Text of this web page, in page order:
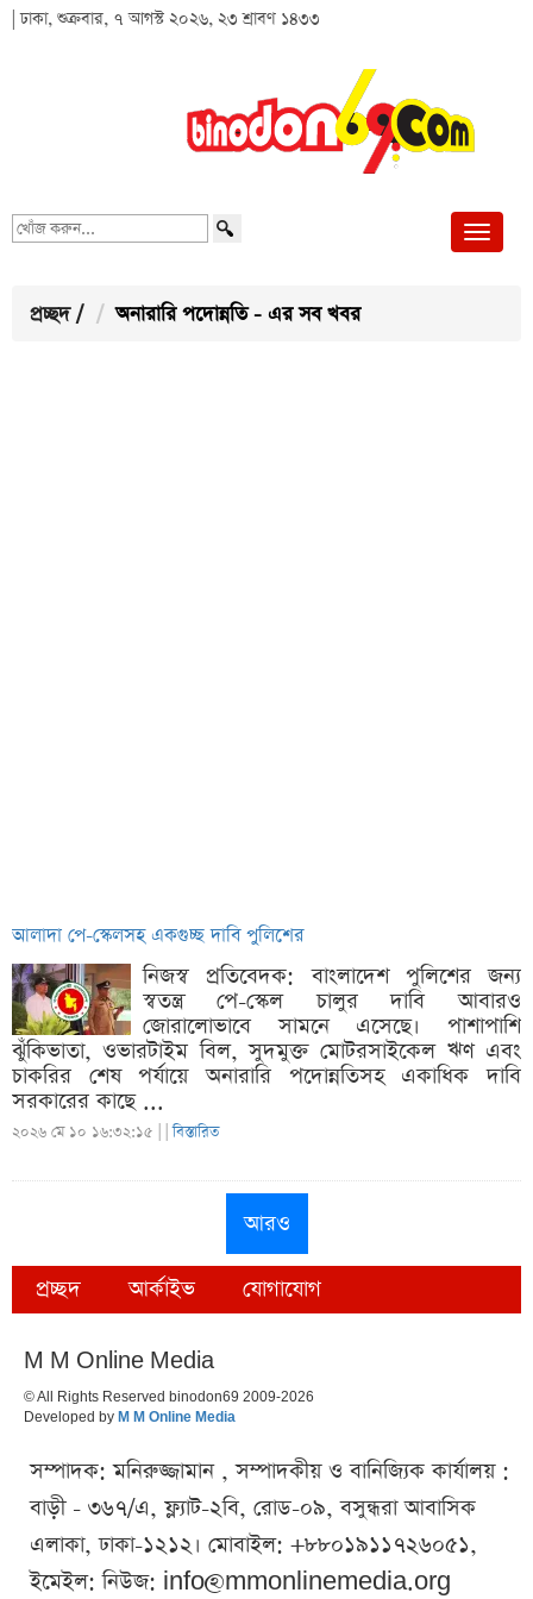
| ঢাকা, শুক্রবার, ৭ আগস্ট ২০২৬, ২৩ শ্রাবণ ১৪৩৩
খোঁজ
প্রচ্ছদ / অনারারি পদোন্নতি - এর সব খবর
আলাদা পে-স্কেলসহ একগুচ্ছ দাবি পুলিশের
নিজস্ব প্রতিবেদক: বাংলাদেশ পুলিশের জন্য
স্বতন্ত্র পে-স্কেল চালুর দাবি আবারও
জোরালোভাবে সামনে এসেছে। পাশাপাশি
ঝুঁকিভাতা, ওভারটাইম বিল, সুদমুক্ত মোটরসাইকেল ঋণ এবং
চাকরির শেষ পর্যায়ে অনারারি পদোন্নতিসহ একাধিক দাবি
সরকারের কাছে ...
২০২৬ মে ১০ ১৬:৩২:১৫ | |বিস্তারিত
আরও
প্রচ্ছদ আর্কাইভ যোগাযোগ
M M Online Media
© All Rights Reserved binodon69 2009-2026
Developed by M M Online Media
সম্পাদক: মনিরুজ্জামান , সম্পাদকীয় ও বানিজ্যিক কার্যালয় :
বাড়ী - ৩৬৭/এ, ফ্ল্যাট-২বি, রোড-০৯, বসুন্ধরা আবাসিক
এলাকা, ঢাকা-১২১২। মোবাইল: +৮৮০১৯১১৭২৬০৫১,
ইমেইল: নিউজ: info@mmonlinemedia.org